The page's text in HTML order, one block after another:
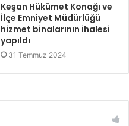
Keşan Hükümet Konağı ve
İlçe Emniyet Müdürlüğü
hizmet binalarının ihalesi
yapıldı
31 Temmuz 2024